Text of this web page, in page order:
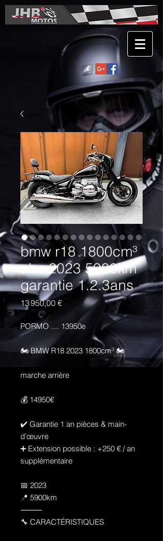
bmw r18 1800cm³
abs 2023 5900km
garantie 1.2.3ans
13 950,00 €Prix
PORMO .... 13950e
🏍️ BMW R18 2023 1800cm³ 🏍️
marche arrière
💰 14950€
✔️ Garantie 1 an pièces & main-
d’œuvre
➕ Extension possible : +250 € / an
supplémentaire
📅 2023
📍 5900km
⸻
🔧 CARACTÉRISTIQUES